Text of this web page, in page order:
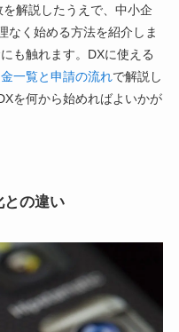
解説したうえで、中小企
なく始める方法を紹介しま
も触れます。DXに使える
一覧と申請の流れで解説し
を何から始めればよいかが
との違い